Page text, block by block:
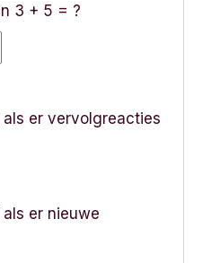
3 + 5 = ?
er vervolgreacties
er nieuwe